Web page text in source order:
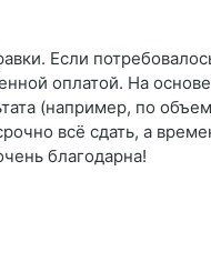
Если
оплатой. На
(например, по
всё сдать, а
благодарна!